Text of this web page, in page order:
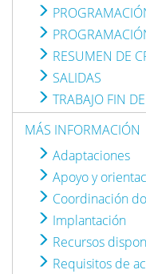
RESUMEN DE
SALIDAS
TRABAJO FIN
MÁS INFORMACIÓN
Adaptaciones
Apoyo y
Coordinación
Implantación
Recursos
Requisitos de